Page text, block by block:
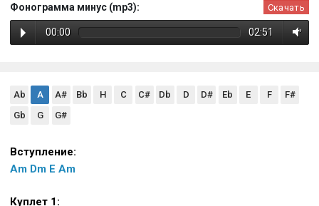
Фонограмма минус (mp3): Скачать
00:00 02:51
Ab A A# Bb H C C# Db D D# Eb E F
F#
Gb
G G#
Вступление:
Am Dm E Am
Куплет 1: